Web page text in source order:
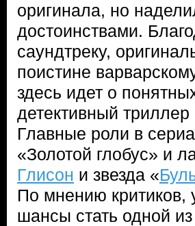
оригинала, но
достоинствами.
саундтреку,
поистине
здесь идет о
детективный
Главные роли в
«Золотой глобус» и
Глисон и звезда «
По мнению критиков,
шансы стать одной